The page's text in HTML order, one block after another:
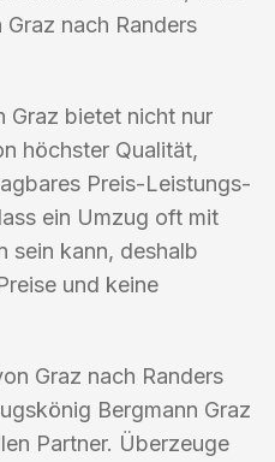
nach Randers
Graz bietet nicht nur
höchster Qualität,
Preis-Leistungs-
ein Umzug oft mit
sein kann, deshalb
und keine
Graz nach Randers
Bergmann Graz
Partner. Überzeuge